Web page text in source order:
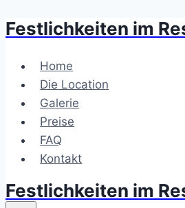
Zum
springen
Festlichkeiten im
Home
Die Location
Galerie
Preise
FAQ
Kontakt
Festlichkeiten im